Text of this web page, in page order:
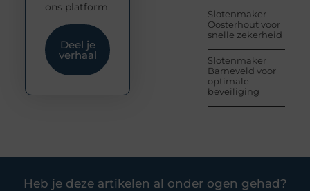
Slotenmaker
Oosterhout voor
snelle zekerheid
Slotenmaker
Barneveld voor
optimale
beveiliging
ons platform.
Deel je
verhaal
Heb je deze artikelen al onder ogen gehad?